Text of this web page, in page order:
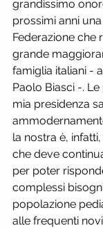
grandissimo
prossimi anni
Federazione che
grande
famiglia italiani -
Paolo Biasci -.
mia presidenza
la nostra è,
che deve
per poter
complessi
popolazione
alle frequenti